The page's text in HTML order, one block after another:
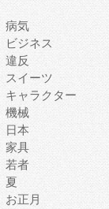
病気
ビジネス
違反
スイーツ
キャラクター
機械
日本
家具
若者
夏
お正月